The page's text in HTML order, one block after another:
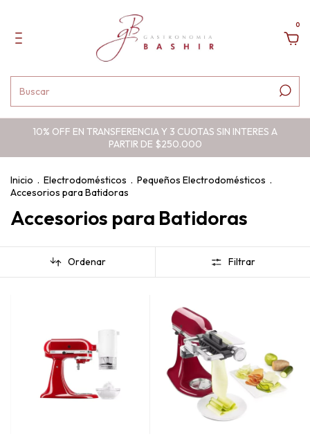
0
10% OFF EN TRANSFERENCIA Y 3 CUOTAS SIN INTERES A
PARTIR DE $250.000
Inicio . Electrodomésticos . Pequeños Electrodomésticos .
Accesorios para Batidoras
Accesorios para Batidoras
Ordenar Filtrar